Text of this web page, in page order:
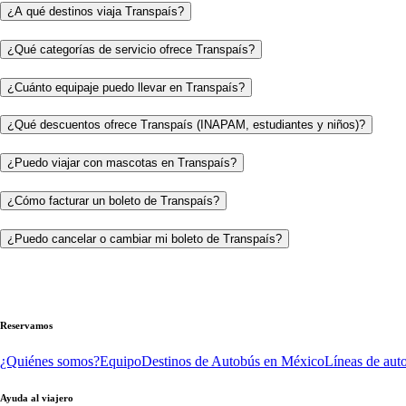
¿A qué destinos viaja Transpaís?
¿Qué categorías de servicio ofrece Transpaís?
¿Cuánto equipaje puedo llevar en Transpaís?
¿Qué descuentos ofrece Transpaís (INAPAM, estudiantes y niños)?
¿Puedo viajar con mascotas en Transpaís?
¿Cómo facturar un boleto de Transpaís?
¿Puedo cancelar o cambiar mi boleto de Transpaís?
Reservamos
¿Quiénes somos?EquipoDestinos de Autobús en MéxicoLíneas de
Ayuda al viajero